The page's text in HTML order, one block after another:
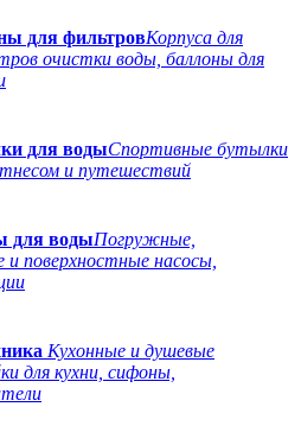
для фильтровКорпуса для
очистки воды, баллоны для
для водыСпортивные бутылки
и путешествий
для водыПогружные,
и поверхностные насосы,
Кухонные и душевые
для кухни, сифоны,